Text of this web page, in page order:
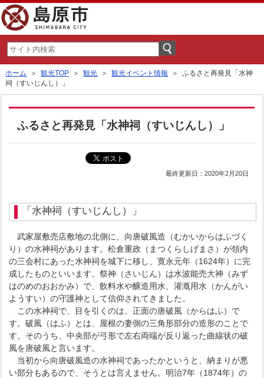
ホーム ＞観光TOP ＞観光 ＞観光イベント情報
＞ ふるさと再発見「水神
祠（すいじんし）」
ふるさと再発見「水神祠（すいじんし）」
最終更新日：2020年2月20日
「水神祠（すいじんし）」
武家屋敷売店敷地の北側に、向唐破風造（むかいからはふづく
り）の水神祠があります。松倉重政（まつくらしげまさ）が領内
の三会村にあった水神祠を城下に移し、寛永元年（1624年）に完
成したものといいます。祭神（さいじん）は水波能売大神（みず
はのめのおおかみ）で、飲料水や醸造用水、灌漑用水（かんがい
ようすい）の守護神として信仰されてきました。
この水神祠で、目を引くのは、正面の唐破風（からはふ）で
す。破風（はふ）とは、屋根の妻側の三角形部分の造形のことで
す。そのうち、中央部が弓形で左右両端が反り返った曲線状の破
風を唐破風と言います。
当初から向唐破風造の水神祠であったかというと、納まりが悪
い部分もあるので、そうとは言えません。明治7年（1874年）の